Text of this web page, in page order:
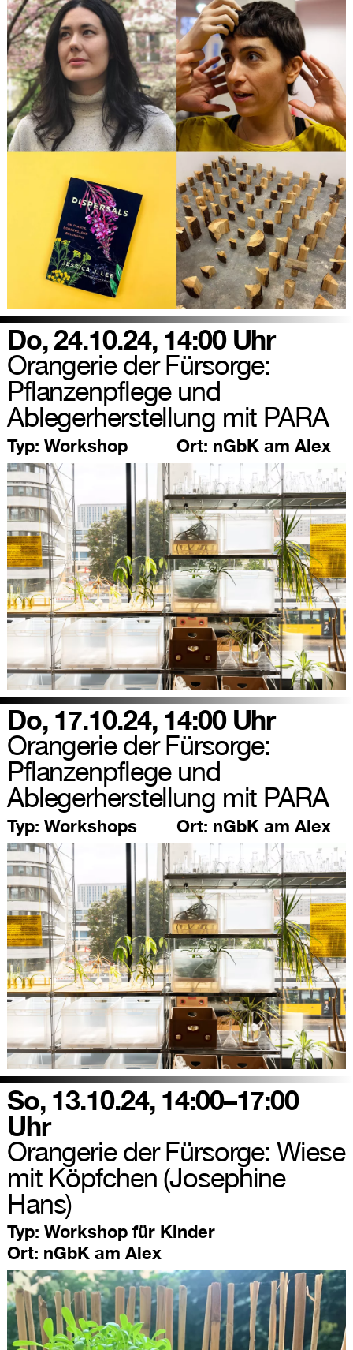
Do, 24.10.24, 14:00 Uhr
Orangerie der Fürsorge:
Pflanzenpflege und
Ablegerherstellung mit PARA
Typ: Workshop Ort: nGbK am Alex
Do, 17.10.24, 14:00 Uhr
Orangerie der Fürsorge:
Pflanzenpflege und
Ablegerherstellung mit PARA
Typ: Workshops Ort: nGbK am Alex
So, 13.10.24, 14:00–17:00
Uhr
Orangerie der Fürsorge: Wiese
mit Köpfchen (Josephine
Hans)
Typ: Workshop für Kinder
Ort: nGbK am Alex